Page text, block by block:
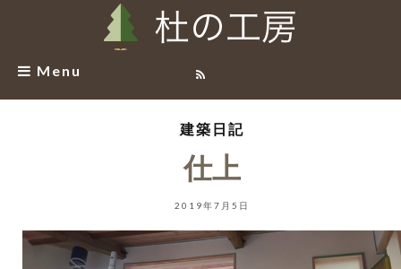
Menu
建築日記
仕上
2019年7月5日